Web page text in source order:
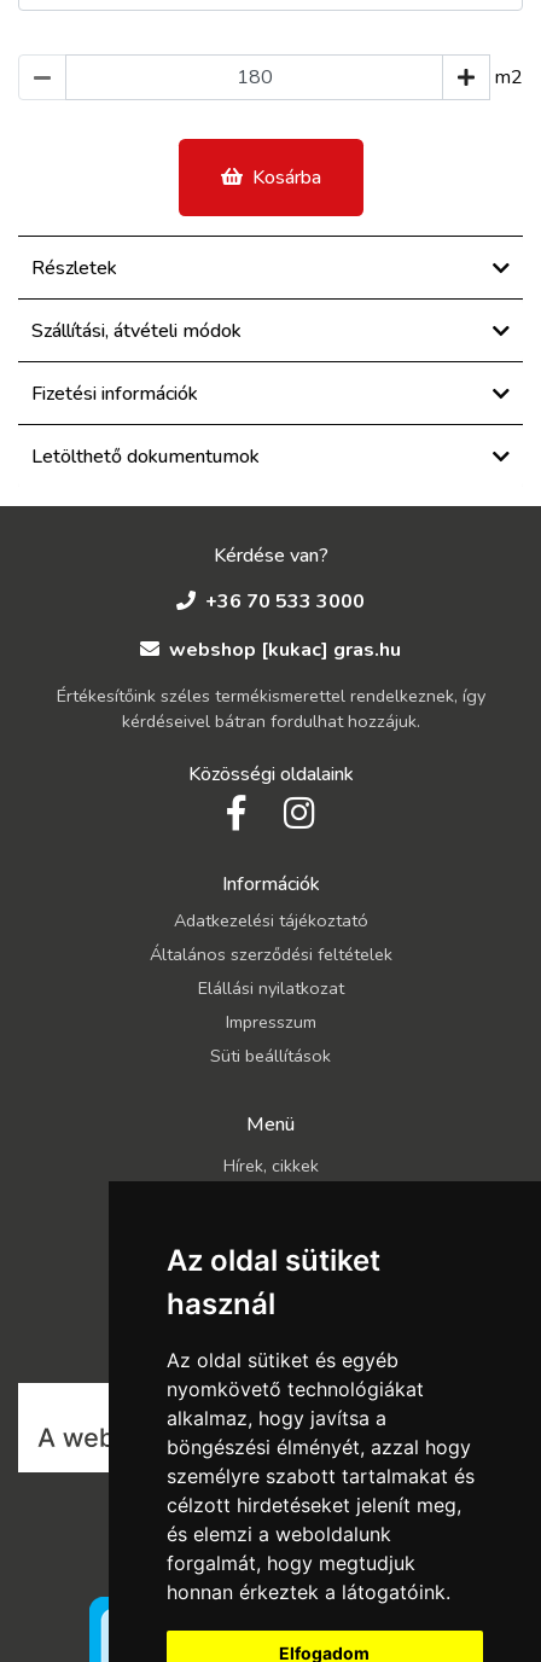
Az oldal sütiket
használ
Az oldal sütiket és egyéb
nyomkövető technológiákat
alkalmaz, hogy javítsa a
böngészési élményét, azzal hogy
személyre szabott tartalmakat és
célzott hirdetéseket jelenít meg,
és elemzi a weboldalunk
forgalmát, hogy megtudjuk
honnan érkeztek a látogatóink.
Elfogadom
m2
Kosárba
Részletek
Szállítási, átvételi módok
Fizetési információk
Letölthető dokumentumok
Kérdése van?
+36 70 533 3000
webshop [kukac] gras.hu
Értékesítőink széles termékismerettel rendelkeznek, így
kérdéseivel bátran fordulhat hozzájuk.
Közösségi oldalaink
Információk
Adatkezelési tájékoztató
Általános szerződési feltételek
Elállási nyilatkozat
Impresszum
Süti beállítások
Menü
Hírek, cikkek
Rólunk
Szállítás és fizetés